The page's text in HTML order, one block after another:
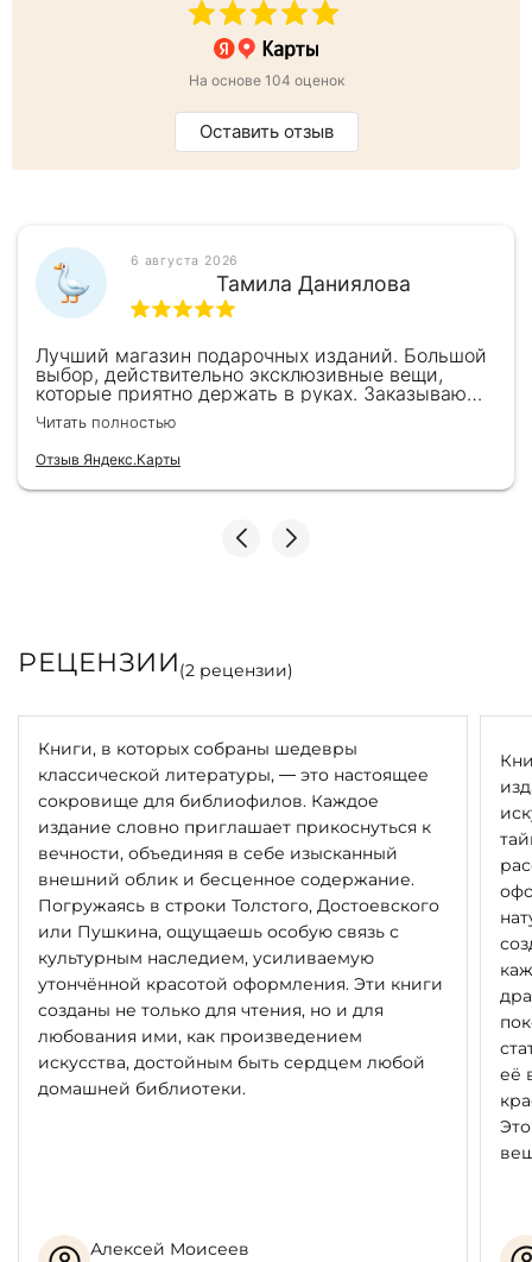
На основе 104 оценок
Оставить отзыв
6 августа 2026
Тамила Даниялова
Лучший магазин подарочных изданий. Большой
выбор, действительно эксклюзивные вещи,
которые приятно держать в руках. Заказываю
здесь уже второй раз для бизнес-партнеров,
всегда всё безупречно — от общения с
консультантами до качества самих книг.
Однозначно рекомендую
Читать полностью
Отзыв Яндекс.Карты
РЕЦЕНЗИИ(2 рецензии)
Книги, в которых собраны шедевры
классической литературы, — это настоящее
сокровище для библиофилов. Каждое
издание словно приглашает прикоснуться к
вечности, объединяя в себе изысканный
внешний облик и бесценное содержание.
Погружаясь в строки Толстого, Достоевского
или Пушкина, ощущаешь особую связь с
культурным наследием, усиливаемую
утончённой красотой оформления. Эти книги
созданы не только для чтения, но и для
любования ими, как произведением
искусства, достойным быть сердцем любой
домашней библиотеки.
Алексей Моисеев
её